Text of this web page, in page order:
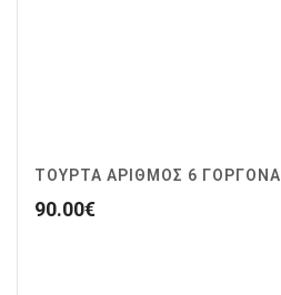
ΤΟΥΡΤΑ ΑΡΙΘΜΟΣ 6 ΓΟΡΓΟΝΑ
90.00€